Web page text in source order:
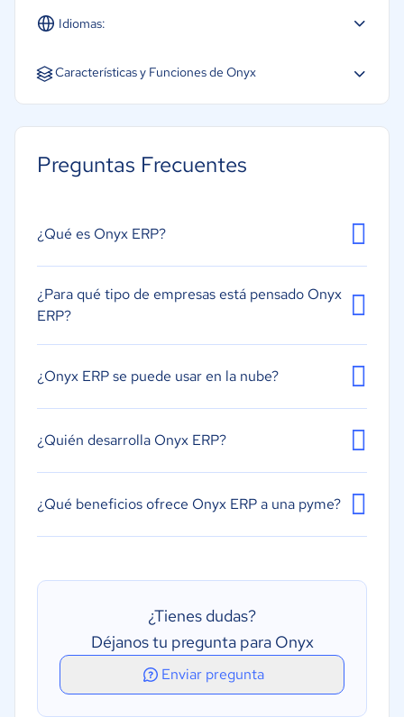
Idiomas:
Español Inglés
Características y Funciones de Onyx
Gestión de órdenes de compra
Creación de informes/análisis
Gestión de la distribución
Gestión de pedidos
Gestión de proyectos
Planificación de la producción (MRP)
Gestión de órdenes de trabajo
Preguntas Frecuentes
¿Qué es Onyx ERP?
¿Para qué tipo de empresas está pensado Onyx
ERP?
¿Onyx ERP se puede usar en la nube?
¿Quién desarrolla Onyx ERP?
¿Qué beneficios ofrece Onyx ERP a una pyme?
¿Tienes dudas?
Déjanos tu pregunta para Onyx
Enviar pregunta